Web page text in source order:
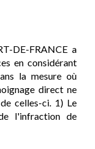
DE-FRANCE a
en considérant
la mesure où
direct ne
celles-ci. 1) Le
l'infraction de